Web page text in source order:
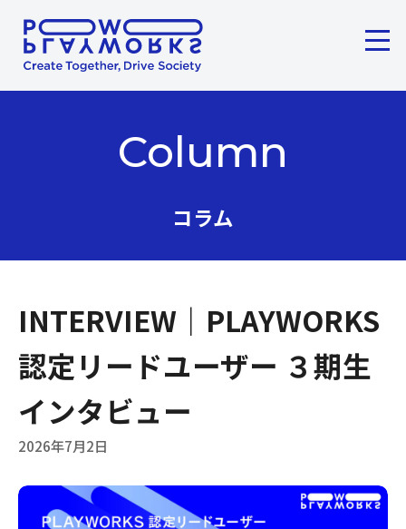
Column
コラム
INTERVIEW｜PLAYWORKS
認定リードユーザー ３期生
インタビュー
2026年7月2日